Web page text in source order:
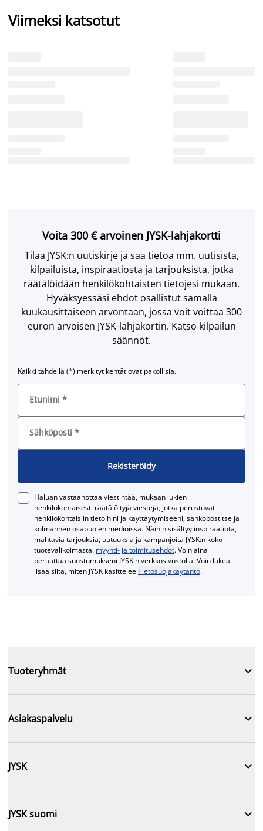
Viimeksi katsotut
Voita 300 € arvoinen JYSK-lahjakortti
Tilaa JYSK:n uutiskirje ja saa tietoa mm. uutisista,
kilpailuista, inspiraatiosta ja tarjouksista, jotka
räätälöidään henkilökohtaisten tietojesi mukaan.
Hyväksyessäsi ehdot osallistut samalla
kuukausittaiseen arvontaan, jossa voit voittaa 300
euron arvoisen JYSK-lahjakortin. Katso kilpailun
säännöt.
Kaikki tähdellä (*) merkityt kentät ovat pakollisia.
Etunimi *
Sähköposti *
Rekisteröidy
Haluan vastaanottaa viestintää, mukaan lukien
henkilökohtaisesti räätälöityjä viestejä, jotka perustuvat
henkilökohtaisiin tietoihini ja käyttäytymiseeni, sähköpostitse ja
kolmannen osapuolen medioissa. Näihin sisältyy inspiraatiota,
mahtavia tarjouksia, uutuuksia ja kampanjoita JYSK:n koko
tuotevalikoimasta. myynti- ja toimitusehdot. Voin aina
peruuttaa suostumukseni JYSK:n verkkosivustolla. Voin lukea
lisää siitä, miten JYSK käsitteleeTietosuojakäytäntö.
Tuoteryhmät 
Asiakaspalvelu 
JYSK 
JYSK suomi 